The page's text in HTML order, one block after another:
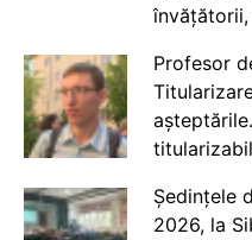
Profesor
Ședințele
2026, la